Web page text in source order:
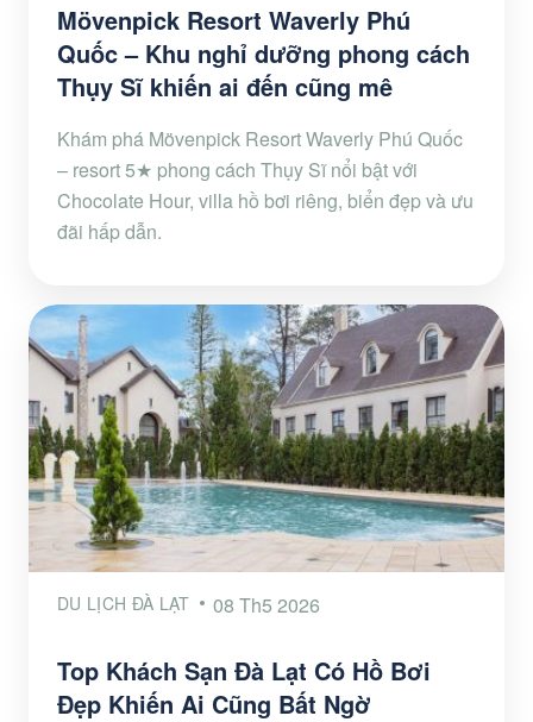
Mövenpick Resort Waverly Phú
Quốc – Khu nghỉ dưỡng phong cách
Thụy Sĩ khiến ai đến cũng mê
Khám phá Mövenpick Resort Waverly Phú Quốc
– resort 5★ phong cách Thụy Sĩ nổi bật với
Chocolate Hour, villa hồ bơi riêng, biển đẹp và ưu
đãi hấp dẫn.
DU LỊCH ĐÀ LẠT 08 Th5 2026
Top Khách Sạn Đà Lạt Có Hồ Bơi
Đẹp Khiến Ai Cũng Bất Ngờ